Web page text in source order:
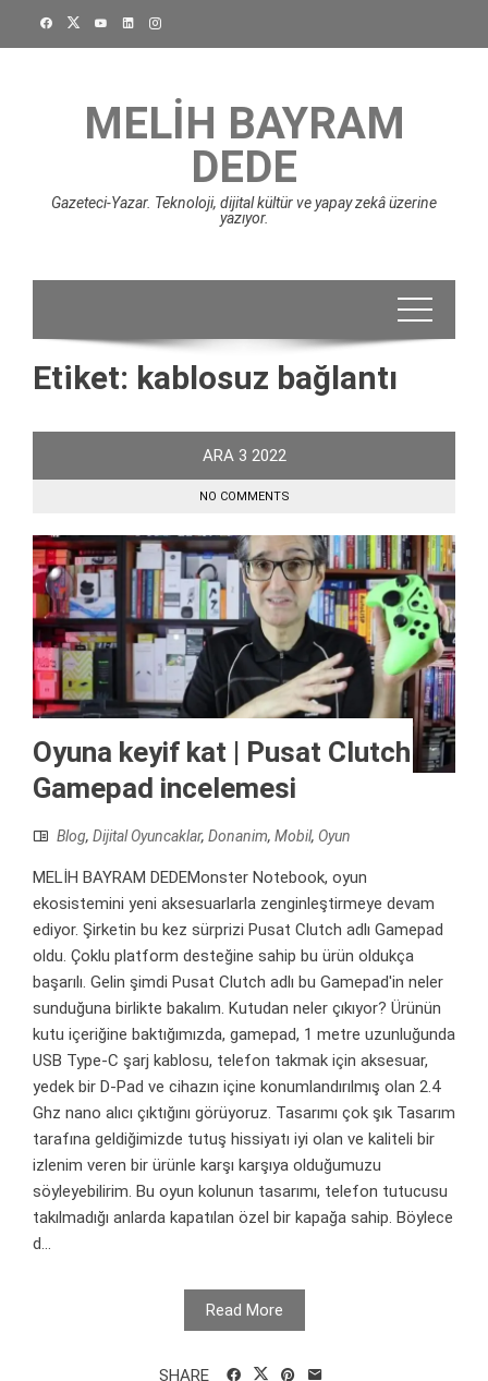
MELIH BAYRAM
DEDE
Gazeteci-Yazar. Teknoloji, dijital kültür ve yapay zekâ üzerine
yazıyor.
Etiket: kablosuz bağlantı
ARA 3 2022
NO COMMENTS
Oyuna keyif kat | Pusat Clutch
Gamepad incelemesi
Blog, Dijital Oyuncaklar, Donanim, Mobil, Oyun
MELİH BAYRAM DEDEMonster Notebook, oyun
ekosistemini yeni aksesuarlarla zenginleştirmeye devam
ediyor. Şirketin bu kez sürprizi Pusat Clutch adlı Gamepad
oldu. Çoklu platform desteğine sahip bu ürün oldukça
başarılı. Gelin şimdi Pusat Clutch adlı bu Gamepad'in neler
sunduğuna birlikte bakalım. Kutudan neler çıkıyor? Ürünün
kutu içeriğine baktığımızda, gamepad, 1 metre uzunluğunda
USB Type-C şarj kablosu, telefon takmak için aksesuar,
yedek bir D-Pad ve cihazın içine konumlandırılmış olan 2.4
Ghz nano alıcı çıktığını görüyoruz. Tasarımı çok şık Tasarım
tarafına geldiğimizde tutuş hissiyatı iyi olan ve kaliteli bir
izlenim veren bir ürünle karşı karşıya olduğumuzu
söyleyebilirim. Bu oyun kolunun tasarımı, telefon tutucusu
takılmadığı anlarda kapatılan özel bir kapağa sahip. Böylece
d...
Read More
SHARE